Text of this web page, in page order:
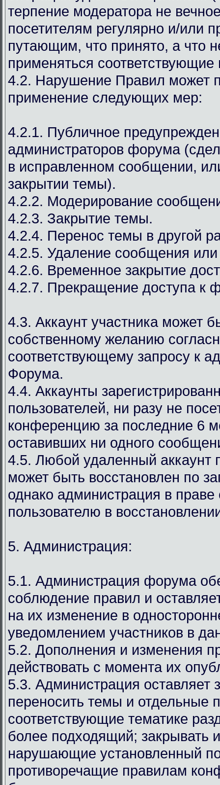
терпение модератора не
посетителям регулярно и/или
путающим, что принято, а что
применяться
4.2. Нарушение Правил может
применение следующих мер:
4.2.1. Публичное
администраторов форума
в исправленном сообщении,
закрытии темы).
4.2.2. Модерирование
4.2.3. Закрытие темы.
4.2.4. Перенос темы в другой
4.2.5. Удаление сообщения
4.2.6. Временное закрытие
4.2.7. Прекращение доступа к
4.3. Аккаунт участника может
собственному желанию
соответствующему запросу к
Форума.
4.4. Аккаунты
пользователей, ни разу не
конференцию за последние 6
оставивших ни одного
4.5. Любой удаленный аккаунт
может быть восстановлен по
однако администрация в праве
пользователю в
5. Администрация:
5.1. Администрация форума
соблюдение правил и
на их изменение в
уведомлением участников в
5.2. Дополнения и изменения
действовать с момента их
5.3. Администрация оставляет
переносить темы и отдельные
соответствующие тематике
более подходящий; закрывать
нарушающие установленный
противоречащие правилам